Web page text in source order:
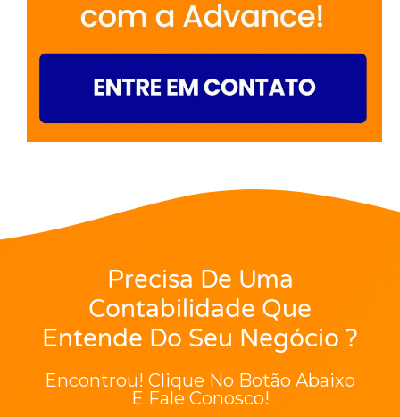
Precisa De Uma
Contabilidade Que
Entende Do Seu Negócio ?
Encontrou! Clique No Botão Abaixo
E Fale Conosco!